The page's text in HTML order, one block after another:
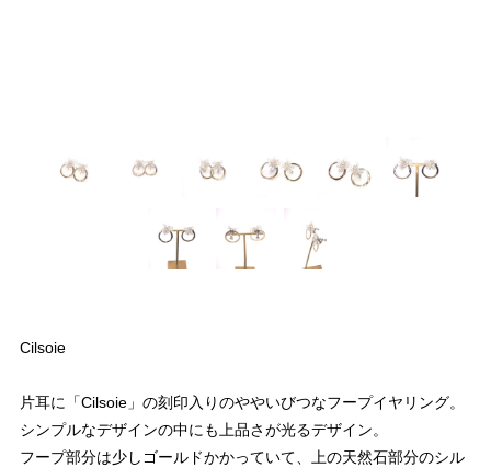
Cilsoie
片耳に「Cilsoie」の刻印入りのややいびつなフープイヤリング。
シンプルなデザインの中にも上品さが光るデザイン。
フープ部分は少しゴールドかかっていて、上の天然石部分のシル